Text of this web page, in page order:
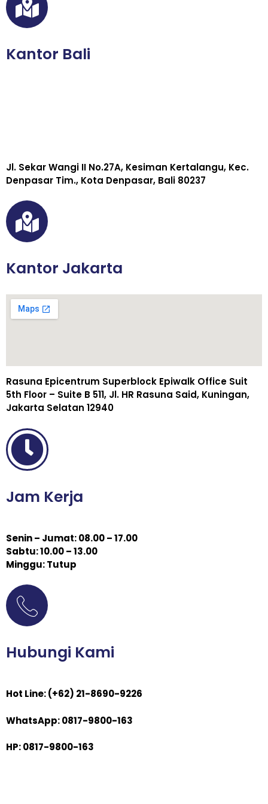
Kantor Bali
Jl. Sekar Wangi II No.27A, Kesiman Kertalangu, Kec.
Denpasar Tim., Kota Denpasar, Bali 80237
Kantor Jakarta
Rasuna Epicentrum Superblock Epiwalk Office Suit
5th Floor – Suite B 511, Jl. HR Rasuna Said, Kuningan,
Jakarta Selatan 12940
Jam Kerja
Senin – Jumat: 08.00 – 17.00
Sabtu: 10.00 – 13.00
Minggu: Tutup
Hubungi Kami
Hot Line: (+62) 21-8690-9226
WhatsApp: 0817-9800-163
HP: 0817-9800-163